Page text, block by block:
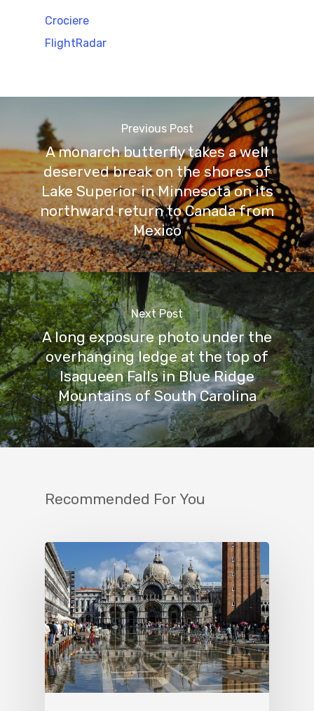
Crociere
FlightRadar
Previous Post
A monarch butterfly takes a well
deserved break on the shores of
Lake Superior in Minnesota on its
northward return to Canada from
Mexico
Next Post
A long exposure photo under the
overhanging ledge at the top of
Isaqueen Falls in Blue Ridge
Mountains of South Carolina
Recommended For You